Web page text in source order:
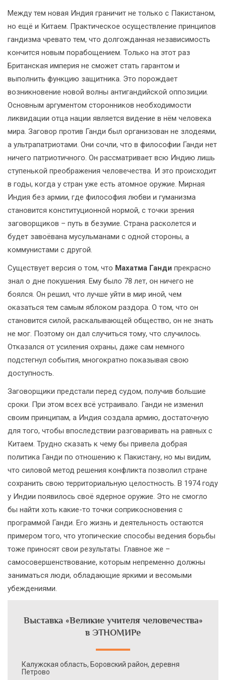
Между тем новая Индия граничит не только с Пакистаном,
но ещё и Китаем. Практическое осуществление принципов
гандизма чревато тем, что долгожданная независимость
кончится новым порабощением. Только на этот раз
Британская империя не сможет стать гарантом и
выполнить функцию защитника. Это порождает
возникновение новой волны антигандийской оппозиции.
Основным аргументом сторонников необходимости
ликвидации отца нации является видение в нём человека
мира. Заговор против Ганди был организован не злодеями,
а ультрапатриотами. Они сочли, что в философии Ганди нет
ничего патриотичного. Он рассматривает всю Индию лишь
ступенькой преображения человечества. И это происходит
в годы, когда у стран уже есть атомное оружие. Мирная
Индия без армии, где философия любви и гуманизма
становится конституционной нормой, с точки зрения
заговорщиков – путь в безумие. Страна расколется и
будет завоёвана мусульманами с одной стороны, а
коммунистами с другой.
Существует версия о том, что Махатма Ганди прекрасно
знал о дне покушения. Ему было 78 лет, он ничего не
боялся. Он решил, что лучше уйти в мир иной, чем
оказаться тем самым яблоком раздора. О том, что он
становится силой, раскалывающей общество, он не знать
не мог. Поэтому он дал случиться тому, что случилось.
Отказался от усиления охраны, даже сам немного
подстегнул события, многократно показывая свою
доступность.
Заговорщики предстали перед судом, получив большие
сроки. При этом всех всё устраивало. Ганди не изменил
своим принципам, а Индия создала армию, достаточную
для того, чтобы впоследствии разговаривать на равных с
Китаем. Трудно сказать к чему бы привела добрая
политика Ганди по отношению к Пакистану, но мы видим,
что силовой метод решения конфликта позволил стране
сохранить свою территориальную целостность. В 1974 году
у Индии появилось своё ядерное оружие. Это не смогло
бы найти хоть какие-то точки соприкосновения с
программой Ганди. Его жизнь и деятельность остаются
примером того, что утопические способы ведения борьбы
тоже приносят свои результаты. Главное же –
самосовершенствование, которым непременно должны
заниматься люди, обладающие яркими и весомыми
убеждениями.
Выставка «Великие учителя человечества»
в ЭТНОМИРе
Калужская область, Боровский район, деревня
Петрово